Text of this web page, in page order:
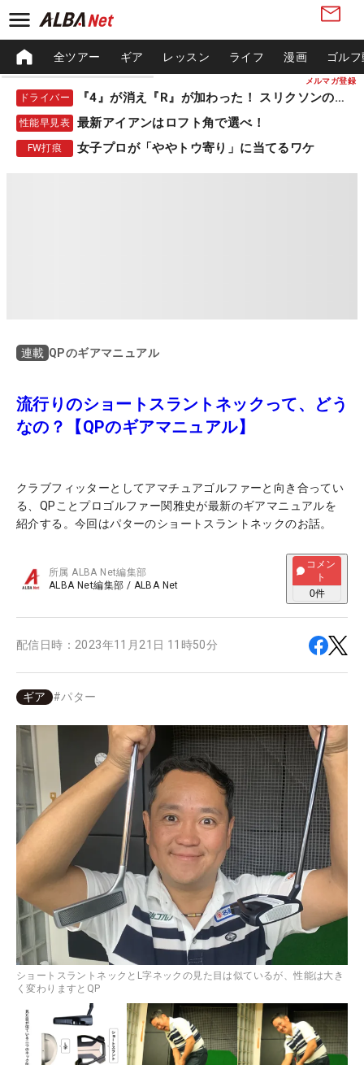
メルマガ登録
全ツアー ギア レッスン ライフ 漫画 ゴル
ドライバー 『4』が消え『R』が加わった！ スリクソンの新作
性能早見表 最新アイアンはロフト角で選べ！
FW打痕 女子プロが「ややトウ寄り」に当てるワケ
連載 QPのギアマニュアル
流行りのショートスラントネックって、どう
なの？【QPのギアマニュアル】
クラブフィッターとしてアマチュアゴルファーと向き合ってい
る、QPことプロゴルファー関雅史が最新のギアマニュアルを
紹介する。今回はパターのショートスラントネックのお話。
所属ALBA Net編集部
ALBA Net編集部 / ALBA Net
コメン
ト
0件
配信日時： 2023年11月21日 11時50分
ギア #パター
ショートスラントネックとL字ネックの見た目は似ているが、性能は大き
く変わりますとQP